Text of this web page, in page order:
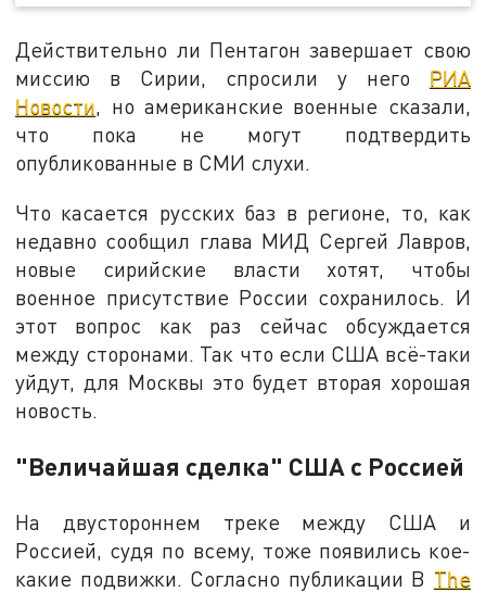
Действительно ли Пентагон завершает свою
миссию в Сирии, спросили у него РИА
Новости, но американские военные сказали,
что пока не могут подтвердить
опубликованные в СМИ слухи.
Что касается русских баз в регионе, то, как
недавно сообщил глава МИД Сергей Лавров,
новые сирийские власти хотят, чтобы
военное присутствие России сохранилось. И
этот вопрос как раз сейчас обсуждается
между сторонами. Так что если США всё-таки
уйдут, для Москвы это будет вторая хорошая
новость.
"Величайшая сделка" США с Россией
На двустороннем треке между США и
Россией, судя по всему, тоже появились кое-
какие подвижки. Согласно публикации В The